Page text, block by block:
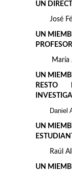
UN
José
UN
María
UN
RESTO
Daniel
UN
Raúl
UN